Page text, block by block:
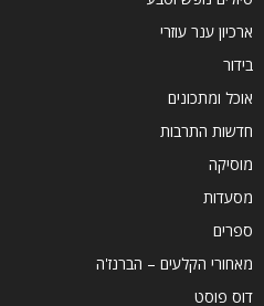
ארכיון ענר עוזרי
בידור
אוכל ומתכונים
חדשות התרבות
מוסיקה
מסעדות
ספרים
מאחורי הקלעים – הברנז'ה
דוס פוסט